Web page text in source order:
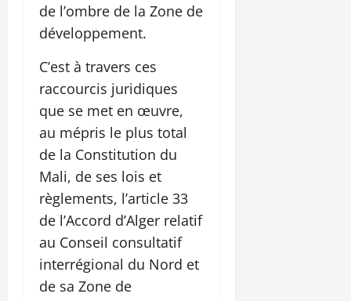
de l’ombre de la Zone de
développement.
C’est à travers ces
raccourcis juridiques
que se met en œuvre,
au mépris le plus total
de la Constitution du
Mali, de ses lois et
règlements, l’article 33
de l’Accord d’Alger relatif
au Conseil consultatif
interrégional du Nord et
de sa Zone de